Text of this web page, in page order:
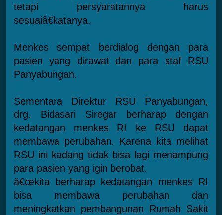
tetapi persyaratannya harus
sesuaiâ€katanya.
Menkes sempat berdialog dengan para
pasien yang dirawat dan para staf RSU
Panyabungan.
Sementara Direktur RSU Panyabungan,
drg. Bidasari Siregar berharap dengan
kedatangan menkes RI ke RSU dapat
membawa perubahan. Karena kita melihat
RSU ini kadang tidak bisa lagi menampung
para pasien yang igin berobat.
â€œkita berharap kedatangan menkes RI
bisa membawa perubahan dan
meningkatkan pembangunan Rumah Sakit